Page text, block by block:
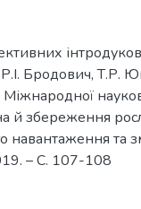
Р.І. Бродович, Т.Р.
й збереження
навантаження та
– C. 107-108